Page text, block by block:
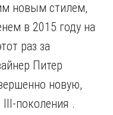
новым стилем,
в 2015 году на
раз за
Питер
новую,
поколения .